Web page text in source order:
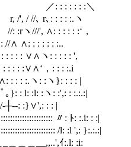
: : :＼
: : : :.ヽ
: : : : :‘，
∧: : : : : : :..
: : ∨∧ヽ: : : : : ',
: : :∨∧‘，: : : :.i
: : : :.ヽ: :ヽ}: : : : |
: l: :l: :ヽ: :',: : :.:.:|
: :}∨',: : : |
〃: ﾄ: :.i: : :|
/l: :l ',: }:.:.:|
__,,..',ｲ:.l: :i: